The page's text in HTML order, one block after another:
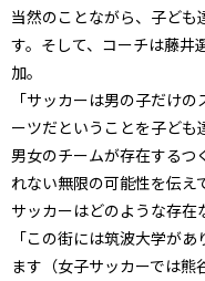
当然のことながら、子ども
す。そして、コーチは藤井
加。
「サッカーは男の子だけ
ーツだということを子ども
男女のチームが存在するつ
れない無限の可能性を伝え
サッカーはどのような存在
「この街には筑波大学が
ます（女子サッカーでは熊